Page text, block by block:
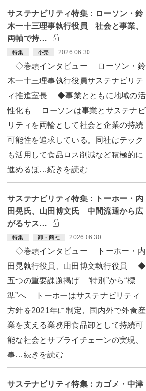
サステナビリティ特集：ローソン・鈴
木一十三理事執行役員 社会と事業、
両軸で持…
特集 小売 2026.06.30
◇巻頭インタビュー ローソン・鈴
木一十三理事執行役員サステナビリテ
ィ推進室長 ◆事業とともに地域の活
性化も ローソンは事業とサステナビ
リティを両輪として社会と企業の持続
可能性を追求している。同社はテック
も活用して食品ロス削減など積極的に
進めるほ…続きを読む
サステナビリティ特集：トーホー・内
田晃氏、山田博文氏 中間流通から広
がるサス…
特集 卸・商社 2026.06.30
◇巻頭インタビュー トーホー・内
田晃執行役員、山田博文執行役員 ◆
五つの重要課題掲げ “特別”から“標
準”へ トーホーはサステナビリティ
方針を2021年に制定。国内外で外食産
業を支える業務用食品卸として持続可
能な社会とサプライチェーンの実現、
事…続きを読む
サステナビリティ特集：カゴメ・中津